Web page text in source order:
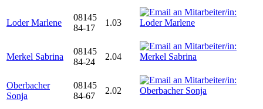
Loder Marlene
08145
84-17
1.03
Merkel Sabrina
08145
84-24
2.04
Oberbacher
Sonja
08145
84-67
2.02